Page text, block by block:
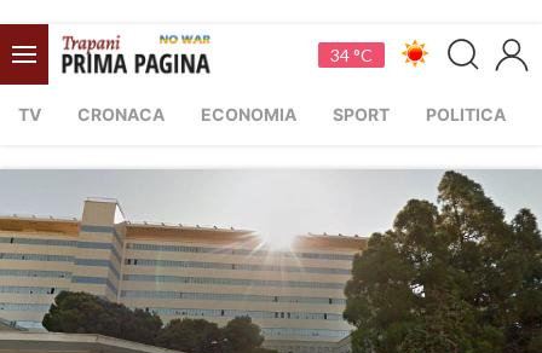
34 °C
TV CRONACA ECONOMIA SPORT POLITICA